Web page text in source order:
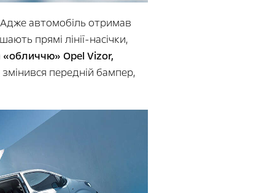
автомобіль отримав
прямі лінії-насічки,
Opel Vizor,
передній бампер,